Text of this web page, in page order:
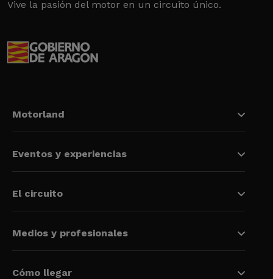
Vive la pasión del motor en un circuito único.
Motorland
Eventos y experiencias
El circuito
Medios y profesionales
Cómo llegar